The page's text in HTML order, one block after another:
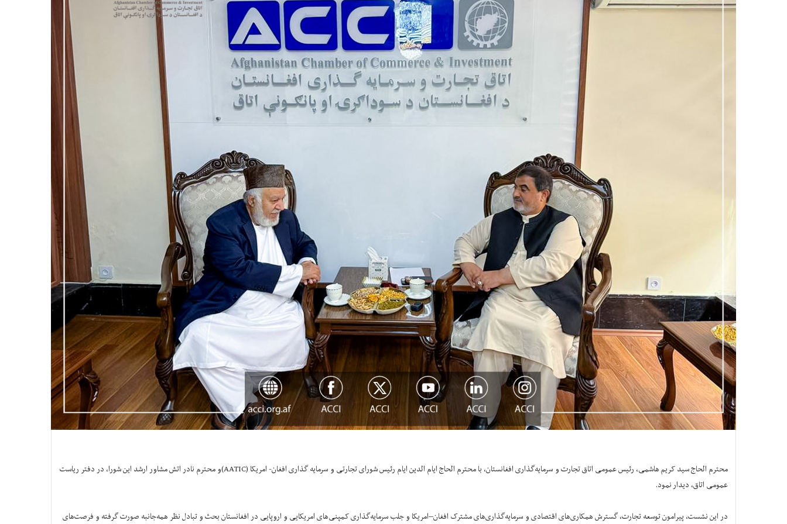
محترم الحاج سید کریم هاشمی، رئیس عمومی اتاق تجارت و سرمایه‌گذاری افغانستان، با محترم الحاج ایام الدین ایام رئیس شورای تجارتی و سرمایه گذاری افغان- امریکا (AATIC)و محترم نادر اتش مشاور ارشد این شورا، در دفتر ریاست
عمومی اتاق، دیدار نمود.
در این نشست، پیرامون توسعه تجارت، گسترش همکاری‌های اقتصادی و سرمایه‌گذاری‌های مشترک افغان–امریکا و جلب سرمایه‌گذاری کمپنی‌های امریکایی و اروپایی در افغانستان بحث و تبادل نظر همه‌جانبه صورت گرفته و فرصت‌های